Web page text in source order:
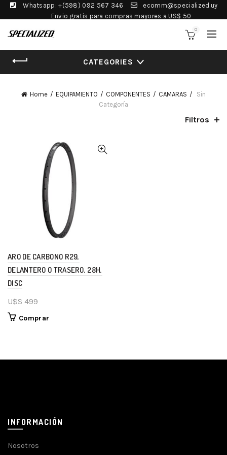
Whatsapp: +(598) 092 567 346
ecomm@specialized.uy
Envio gratis para compras mayores a US$ 50
0
CATEGORIES
Home EQUIPAMIENTO COMPONENTES CAMARAS
Sin
Categoría
Filtros
ARO DE CARBONO R29,
DELANTERO O TRASERO, 28H,
DISC
U$S 499
Comprar
INFORMACIÓN
Nosotros